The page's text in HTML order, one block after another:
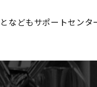
どもサポートセンタ